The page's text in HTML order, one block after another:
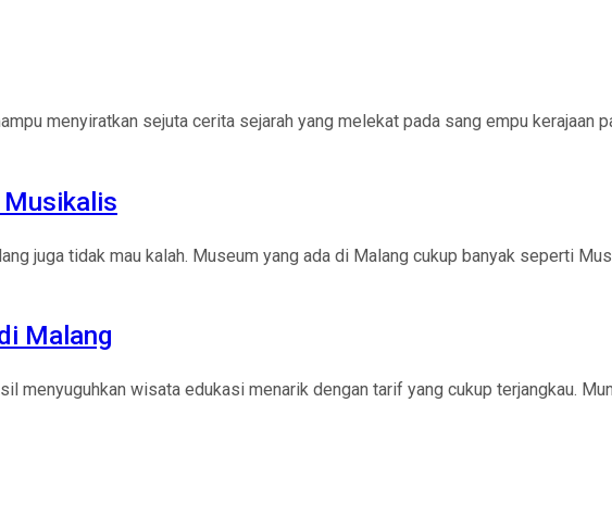
menyiratkan sejuta cerita sejarah yang melekat pada sang empu kerajaan
Musikalis
juga tidak mau kalah. Museum yang ada di Malang cukup banyak seperti
Malang
menyuguhkan wisata edukasi menarik dengan tarif yang cukup terjangkau.